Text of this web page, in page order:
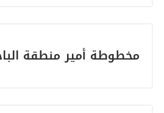
مخطوطة أمير منطقة الباحة